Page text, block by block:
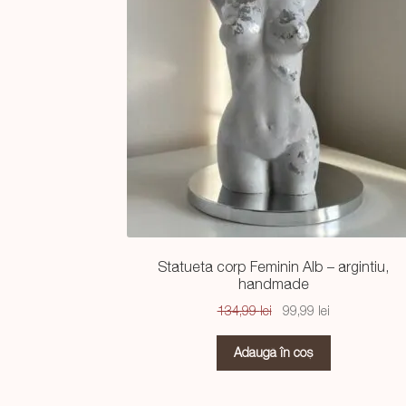
Statueta corp Feminin Alb – argintiu,
handmade
134,99lei
Prețul
a
fost:
99,99 lei
99,99 lei.
Adaugă în coș